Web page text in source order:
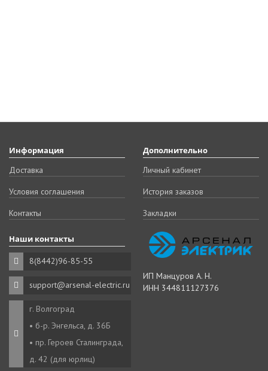
Информация
Доставка
Условия соглашения
Контакты
Дополнительно
Личный кабинет
История заказов
Закладки
Наши контакты
8(8442)96-85-55
support@arsenal-electric.ru
г. Волгоград
• б-р. Энгельса, д. 36Б
• пр. Героев Сталинграда,
д. 42 (для юрлиц)
ИП Манцуров А. Н.
ИНН 344811127376